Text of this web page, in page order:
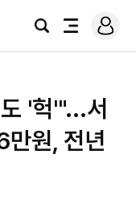
검
전
로
그
'헉'"...서
만원, 전년